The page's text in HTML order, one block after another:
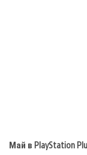
Май в PlayStation